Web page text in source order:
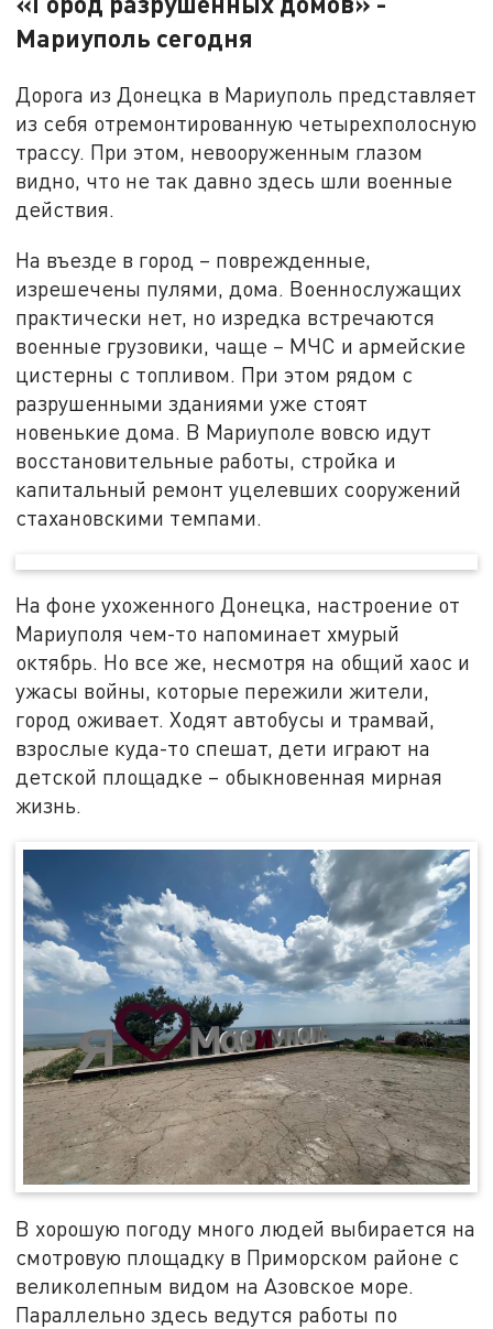
Мариуполь сегодня
Дорога из Донецка в Мариуполь представляет
из себя отремонтированную четырехполосную
трассу. При этом, невооруженным глазом
видно, что не так давно здесь шли военные
действия.
На въезде в город – поврежденные,
изрешечены пулями, дома. Военнослужащих
практически нет, но изредка встречаются
военные грузовики, чаще – МЧС и армейские
цистерны с топливом. При этом рядом с
разрушенными зданиями уже стоят
новенькие дома. В Мариуполе вовсю идут
восстановительные работы, стройка и
капитальный ремонт уцелевших сооружений
стахановскими темпами.
На фоне ухоженного Донецка, настроение от
Мариуполя чем-то напоминает хмурый
октябрь. Но все же, несмотря на общий хаос и
ужасы войны, которые пережили жители,
город оживает. Ходят автобусы и трамвай,
взрослые куда-то спешат, дети играют на
детской площадке – обыкновенная мирная
жизнь.
В хорошую погоду много людей выбирается на
смотровую площадку в Приморском районе с
великолепным видом на Азовское море.
Параллельно здесь ведутся работы по